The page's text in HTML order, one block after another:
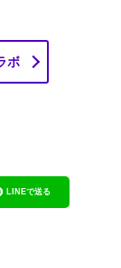
ボ
LINEで送る